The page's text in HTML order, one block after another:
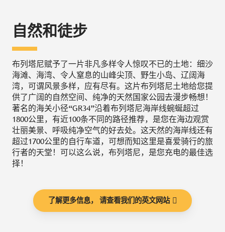
自然和徒步
布列塔尼赋予了一片非凡多样令人惊叹不已的土地：细沙
海滩、海湾、令人窒息的山峰尖顶、野生小岛、辽阔海
湾，可谓风景多样，应有尽有。这片布列塔尼土地给您提
供了广阔的自然空间、纯净的天然国家公园去漫步畅想！
著名的海关小径“GR34”沿着布列塔尼海岸线蜿蜒超过
1800公里，有近100条不同的路径推荐，是您在海边观赏
壮丽美景、呼吸纯净空气的好去处。这天然的海岸线还有
超过1700公里的自行车道，可想而知这里是喜爱骑行的旅
行者的天堂！可以这么说，布列塔尼，是您充电的最佳选
择！
了解更多信息， 请查看我们的英文网站